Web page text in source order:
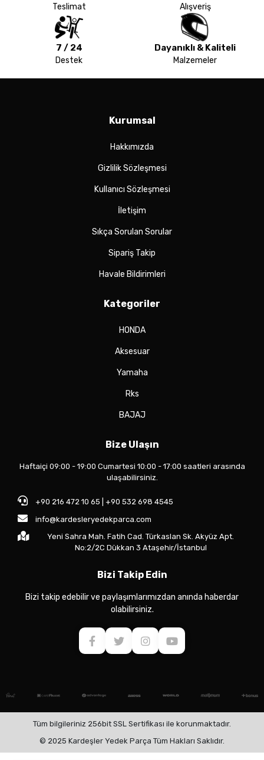
Teslimat Alışveriş
7 / 24
Destek
Dayanıklı & Kaliteli
Malzemeler
Kurumsal
Hakkımızda
Gizlilik Sözleşmesi
Kullanıcı Sözleşmesi
İletişim
Sıkça Sorulan Sorular
Sipariş Takip
Havale Bildirimleri
Kategoriler
HONDA
Aksesuar
Yamaha
Rks
BAJAJ
Bize Ulaşın
Haftaiçi 09:00 - 19:00 Cumartesi 10:00 - 17:00 saatleri arasında
ulaşabilirsiniz.
+90 216 472 10 65 | +90 532 698 4545
info@kardesleryedekparca.com
Yeni Sahra Mah. Fatih Cad. Türkaslan Sk. Akyüz Apt.
No:2/2C Dükkan 3 Ataşehir/İstanbul
Bizi Takip Edin
Bizi takip edebilir ve paylaşımlarımızdan anında haberdar
olabilirsiniz.
Tüm bilgileriniz 256bit SSL Sertifikası ile korunmaktadır.
© 2025 Kardeşler Yedek Parça Tüm Hakları Saklıdır.